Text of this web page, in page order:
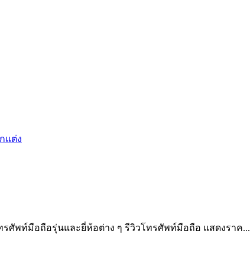
แต่ง
ศัพท์มือถือรุ่นและยี่ห้อต่าง ๆ รีวิวโทรศัพท์มือถือ แสดงราค...